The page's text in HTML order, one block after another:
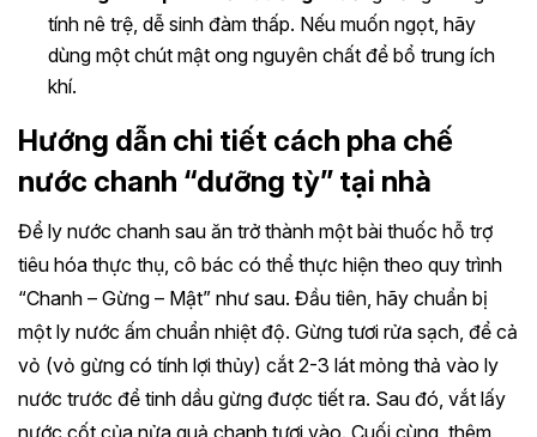
tính nê trệ, dễ sinh đàm thấp. Nếu muốn ngọt, hãy
dùng một chút mật ong nguyên chất để bổ trung ích
khí.
Hướng dẫn chi tiết cách pha chế
nước chanh “dưỡng tỳ” tại nhà
Để ly nước chanh sau ăn trở thành một bài thuốc hỗ trợ
tiêu hóa thực thụ, cô bác có thể thực hiện theo quy trình
“Chanh – Gừng – Mật” như sau. Đầu tiên, hãy chuẩn bị
một ly nước ấm chuẩn nhiệt độ. Gừng tươi rửa sạch, để cả
vỏ (vỏ gừng có tính lợi thủy) cắt 2-3 lát mỏng thả vào ly
nước trước để tinh dầu gừng được tiết ra. Sau đó, vắt lấy
nước cốt của nửa quả chanh tươi vào. Cuối cùng, thêm